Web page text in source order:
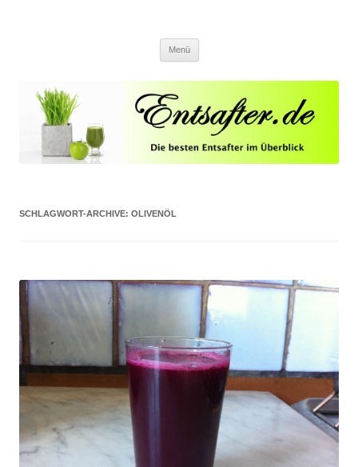
Menü
SCHLAGWORT-ARCHIVE: OLIVENÖL